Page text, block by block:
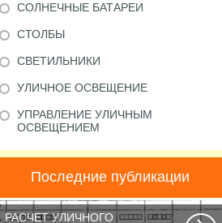
СОЛНЕЧНЫЕ БАТАРЕИ
СТОЛБЫ
СВЕТИЛЬНИКИ
УЛИЧНОЕ ОСВЕЩЕНИЕ
УПРАВЛЕНИЕ УЛИЧНЫМ
ОСВЕЩЕНИЕМ
Последние публикации
РАСЧЕТ УЛИЧНОГО